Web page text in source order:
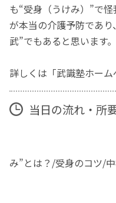
も“受身（うけみ）”で
が本当の介護予防であ
武”でもあると思います。
詳しくは「武識塾ホーム
当日の流れ・所
主な
受身の
み”とは？/受身のコツ/
実技：
横